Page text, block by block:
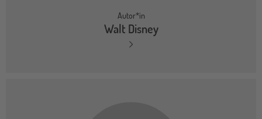
Autor*in
Walt Disney